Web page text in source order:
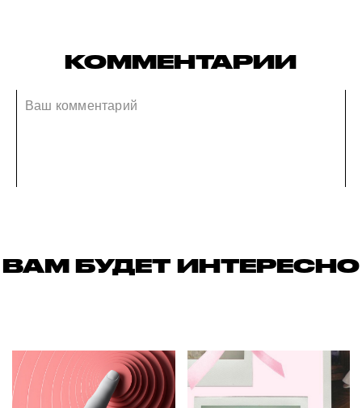
КОММЕНТАРИИ
ВАМ БУДЕТ ИНТЕРЕСНО